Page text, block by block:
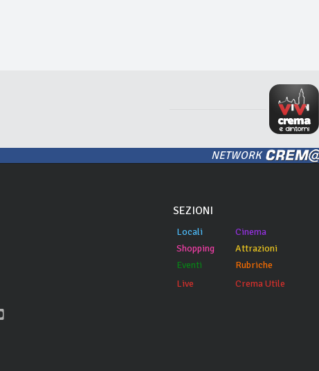
NETWORK
SEZIONI
Locali
Shopping
Eventi
Live
Cinema
Attrazioni
Rubriche
Crema Utile